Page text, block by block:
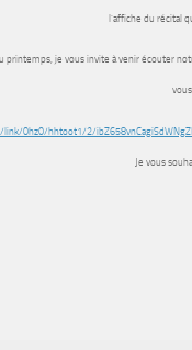
l’affiche du récital
printemps, je vous invite à venir écouter
0hz0/hhtoot1/2/
Je vous